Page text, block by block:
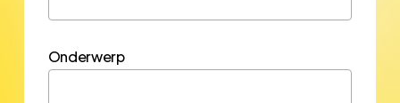
Onderwerp